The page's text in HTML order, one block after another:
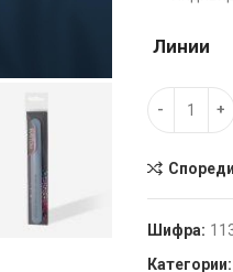
Линии
Спореди
Шифра:
Категории: